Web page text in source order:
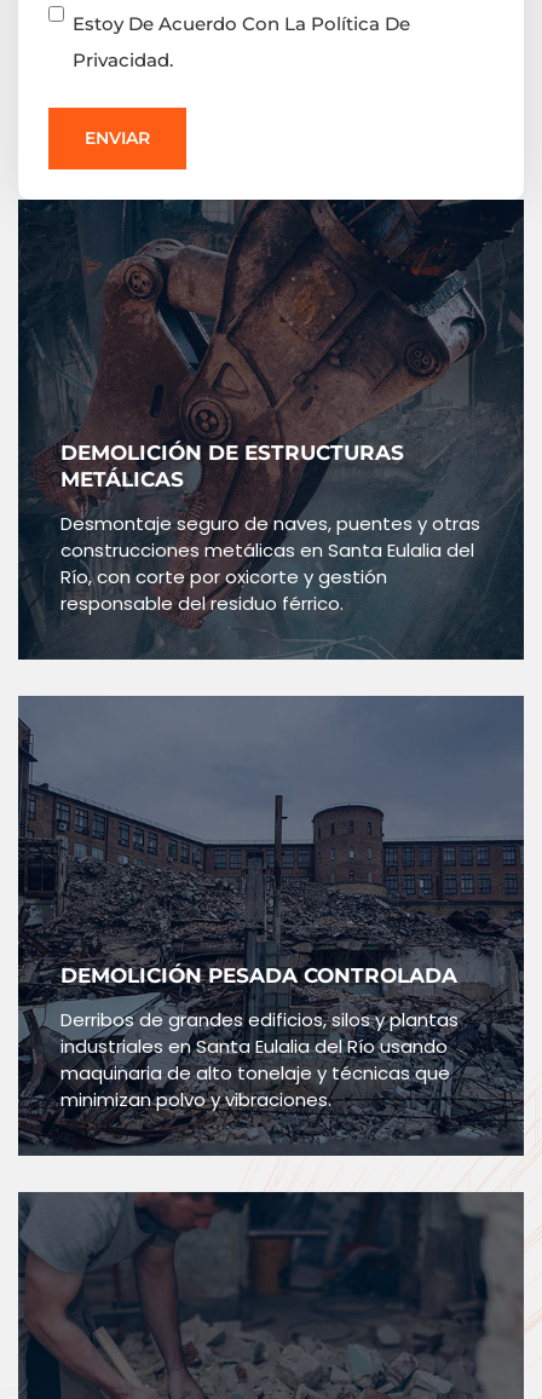
Consentimiento
Estoy De Acuerdo Con La Política De
Privacidad.
DEMOLICIÓN DE ESTRUCTURAS
METÁLICAS
Desmontaje seguro de naves, puentes y otras
construcciones metálicas en Santa Eulalia del
Río, con corte por oxicorte y gestión
responsable del residuo férrico.
DEMOLICIÓN PESADA CONTROLADA
Derribos de grandes edificios, silos y plantas
industriales en Santa Eulalia del Río usando
maquinaria de alto tonelaje y técnicas que
minimizan polvo y vibraciones.